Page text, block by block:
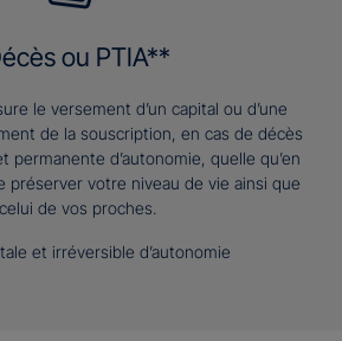
ou PTIA**
le versement d’un capital ou d’une
de la souscription, en cas de décès
d’autonomie, quelle qu’en
préserver votre niveau de vie ainsi que
celui de vos proches.
et irréversible d’autonomie